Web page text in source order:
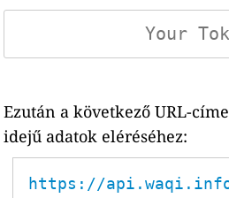
Ezután a következő URL-
idejű adatok eléréséhez:
https://